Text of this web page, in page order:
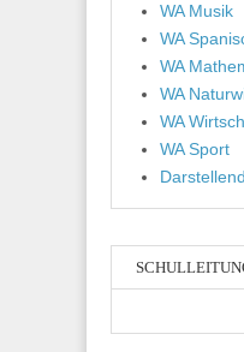
WA Musik
WA
WA
WA
WA
WA Sport